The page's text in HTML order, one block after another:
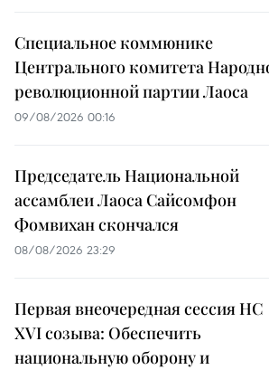
Специальное коммюнике
Центрального комитета
революционной партии Лаоса
09/08/2026 00:16
Председатель Национальной
ассамблеи Лаоса Сайсомфон
Фомвихан скончался
08/08/2026 23:29
Первая внеочередная сессия НС
XVI созыва: Обеспечить
национальную оборону и